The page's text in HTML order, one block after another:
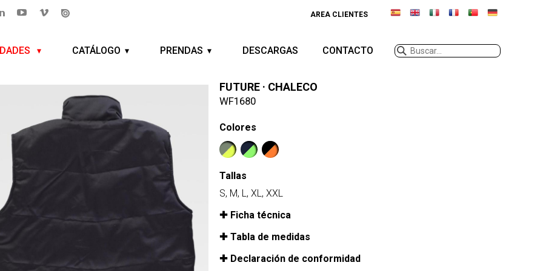
AREA CLIENTES
CATÁLOGO PRENDAS DESCARGAS CONTACTO
FUTURE · CHALECO
WF1680
Colores
Tallas
S, M, L, XL, XXL
Ficha técnica
Tabla de medidas
Declaración de conformidad